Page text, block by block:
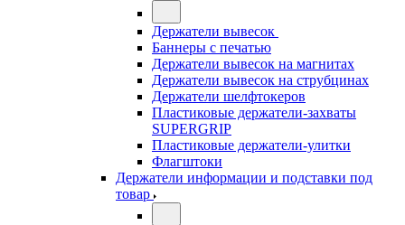
Держатели вывесок
Баннеры с печатью
Держатели вывесок на магнитах
Держатели вывесок на струбцинах
Держатели шелфтокеров
Пластиковые держатели-захваты
SUPERGRIP
Пластиковые держатели-улитки
Флагштоки
Держатели информации и подставки под
товар